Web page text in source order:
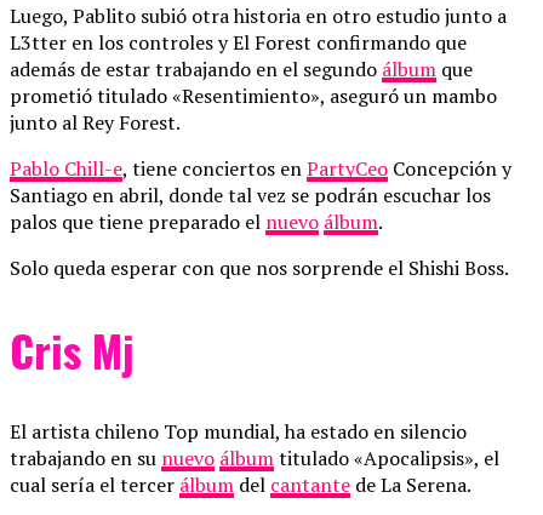
Luego, Pablito subió otra historia en otro estudio junto a
L3tter en los controles y El Forest confirmando que
además de estar trabajando en el segundo álbum que
prometió titulado «Resentimiento», aseguró un mambo
junto al Rey Forest.
Pablo Chill-e, tiene conciertos enPartyCeo Concepción y
Santiago en abril, donde tal vez se podrán escuchar los
palos que tiene preparado el nuevo álbum.
Solo queda esperar con que nos sorprende el Shishi Boss.
Cris Mj
El artista chileno Top mundial, ha estado en silencio
trabajando en su nuevo álbumtitulado «Apocalipsis», el
cual sería el tercer álbum del cantante de La Serena.